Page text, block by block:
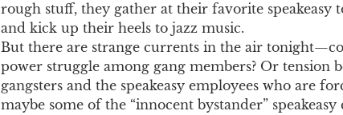
rough stuff, they gather at their favorite speakeasy
and kick up their heels to jazz music.
But there are strange currents in the air
power struggle among gang members? Or tension
gangsters and the speakeasy employees who are
maybe some of the “innocent bystander”